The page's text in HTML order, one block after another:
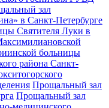
зал
в Санкт-Петербурге
Святителя Луки в
больницы
района Санкт-
Прощальный зал
Прощальный зал